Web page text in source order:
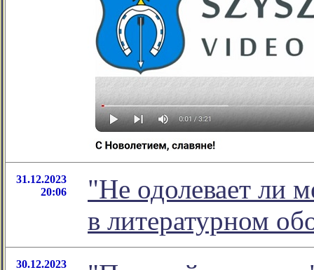
31.12.2023
20:06
"Не одолевает ли
в литературном
30.12.2023